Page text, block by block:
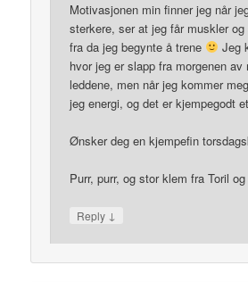
Motivasjonen min finner jeg når
sterkere, ser at jeg får muskler
fra da jeg begynte å trene
Jeg
hvor jeg er slapp fra morgenen av
leddene, men når jeg kommer
jeg energi, og det er kjempegodt
Ønsker deg en kjempefin
Purr, purr, og stor klem fra Toril
Reply ↓